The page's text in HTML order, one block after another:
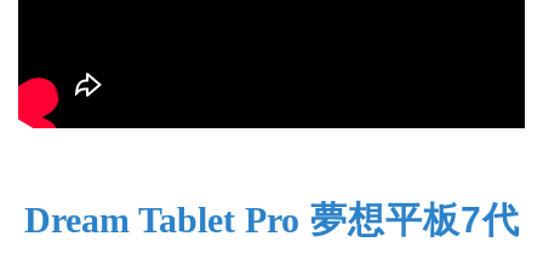
Dream Tablet Pro 夢想平板7代